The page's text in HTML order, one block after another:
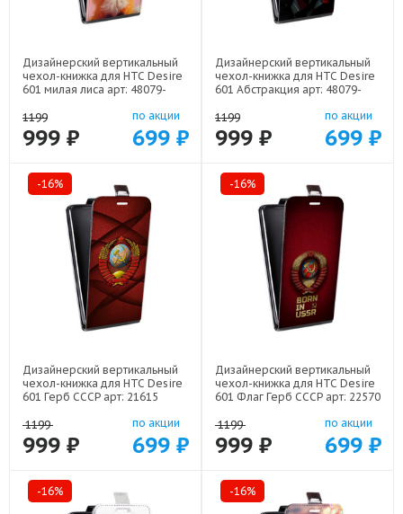
Дизайнерский вертикальный
чехол-книжка для HTC Desire
601 милая лиса арт: 48079-
1199
999 ₽
по акции
699 ₽
Дизайнерский вертикальный
чехол-книжка для HTC Desire
601 Абстракция арт: 48079-
1199
999 ₽
по акции
699 ₽
-16%
Дизайнерский вертикальный
чехол-книжка для HTC Desire
601 Герб СССР арт: 21615
1199
999 ₽
по акции
699 ₽
-16%
Дизайнерский вертикальный
чехол-книжка для HTC Desire
601 Флаг Герб СССР арт: 22570
1199
999 ₽
по акции
699 ₽
-16% -16%